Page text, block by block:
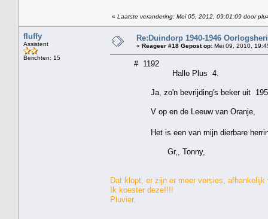
« Laatste verandering: Mei 05, 2012, 09:01:09 door
fluffy
Assistent
Berichten: 15
Re:Duindorp 1940-1946
« Reageer #18 Gepost op: Mei 09, 2010,
# 1192
Hallo Plus 4.
Ja, zo'n bevrijding's beker uit 1955
V op en de Leeuw van Oranje,
Het is een van mijn dierbare
Gr,, Tonny,
Dat klopt, er zijn er meer versies,
Ik koester deze!!!!
Pluvier.